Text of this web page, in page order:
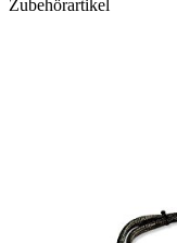
Zubehörartikel